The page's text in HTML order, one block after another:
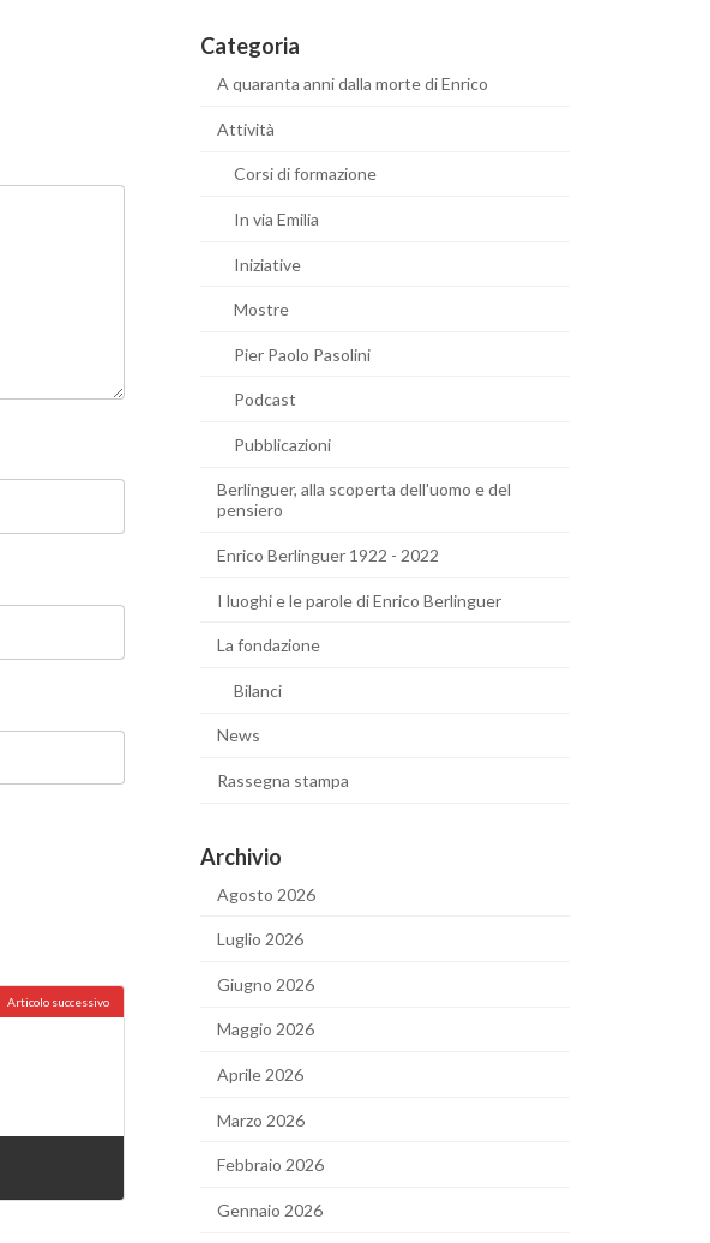
Articolo successivo
Categoria
A quaranta anni dalla morte di Enrico
Attività
Corsi di formazione
In via Emilia
Iniziative
Mostre
Pier Paolo Pasolini
Podcast
Pubblicazioni
Berlinguer, alla scoperta dell'uomo e del
pensiero
Enrico Berlinguer 1922 - 2022
I luoghi e le parole di Enrico Berlinguer
La fondazione
Bilanci
News
Rassegna stampa
Archivio
Agosto 2026
Luglio 2026
Giugno 2026
Maggio 2026
Aprile 2026
Marzo 2026
Febbraio 2026
Gennaio 2026